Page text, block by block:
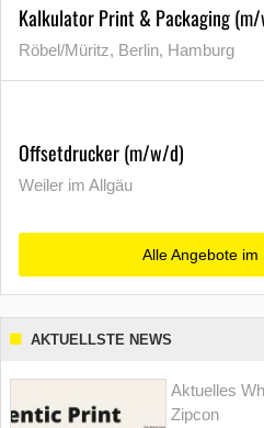
Kalkulator Print & Packaging
Röbel/Müritz, Berlin, Hamburg
Offsetdrucker (m/w/d)
Weiler im Allgäu
Alle Angebote im
AKTUELLSTE NEWS
Aktuelles
Zipcon